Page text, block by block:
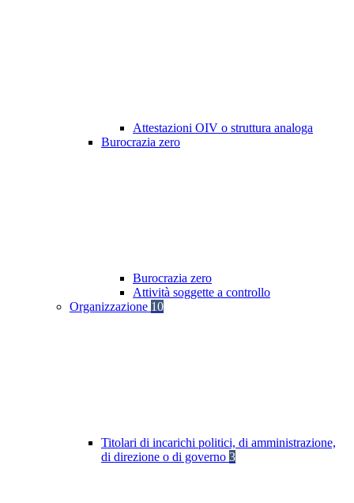
Attestazioni OIV o struttura analoga
Burocrazia zero
Burocrazia zero
Attività soggette a controllo
Organizzazione 10
Titolari di incarichi politici, di amministrazione,
di direzione o di governo 3